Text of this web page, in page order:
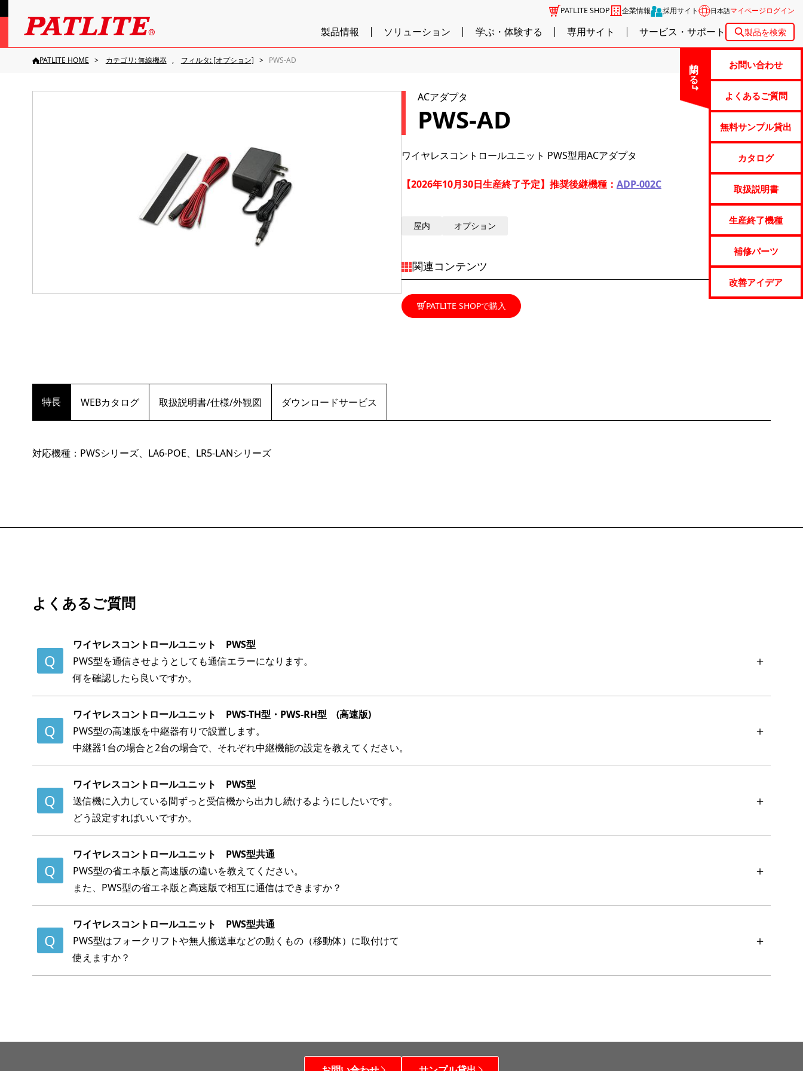
PATLITE SHOP 企業情報 採用サイト 日本語マイページログイン
製品情報 ソリューション 学ぶ・体験する 専用サイト サービス・サポート 製品を検索
閉じる お問い合わせ
よくあるご質問
無料サンプル貸出
カタログ
取扱説明書
生産終了機種
補修パーツ
改善アイデア
PATLITE HOME カテゴリ: 無線機器 フィルタ: [オプション] PWS-AD
ACアダプタ
PWS-AD
ワイヤレスコントロールユニット PWS型用ACアダプタ
【2026年10月30日生産終了予定】推奨後継機種： ADP-002C
屋内 オプション
関連コンテンツ
PATLITE SHOPで購入
特長 WEBカタログ 取扱説明書/仕様/外観図 ダウンロードサービス
対応機種：PWSシリーズ、LA6-POE、LR5-LANシリーズ
よくあるご質問
ワイヤレスコントロールユニット PWS型
PWS型を通信させようとしても通信エラーになります。
何を確認したら良いですか。
ワイヤレスコントロールユニット PWS-TH型・PWS-RH型 (高速版)
PWS型の高速版を中継器有りで設置します。
中継器1台の場合と2台の場合で、それぞれ中継機能の設定を教えてください。
ワイヤレスコントロールユニット PWS型
送信機に入力している間ずっと受信機から出力し続けるようにしたいです。
どう設定すればいいですか。
ワイヤレスコントロールユニット PWS型共通
PWS型の省エネ版と高速版の違いを教えてください。
また、PWS型の省エネ版と高速版で相互に通信はできますか？
ワイヤレスコントロールユニット PWS型共通
PWS型はフォークリフトや無人搬送車などの動くもの（移動体）に取付けて
使えますか？